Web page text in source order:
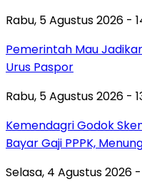
Rabu, 5 Agustus 2026 -
Pemerintah Mau
Urus Paspor
Rabu, 5 Agustus 2026 -
Kemendagri Godok
Bayar Gaji PPPK,
Selasa, 4 Agustus 2026 -